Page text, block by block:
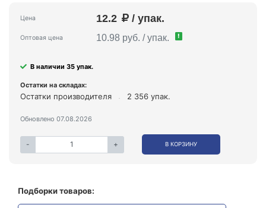
Цена 12.2 / упак.
Оптовая цена 10.98 руб. / упак. !
В наличии 35 упак.
Остатки на складах:
Остатки производителя 2 356 упак.
Обновлено 07.08.2026
- + В КОРЗИНУ
Подборки товаров: